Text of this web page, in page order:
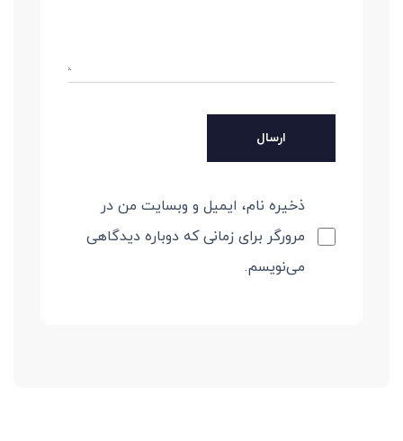
ذخیره نام، ایمیل و وبسایت من در
مرورگر برای زمانی که دوباره دیدگاهی
می‌نویسم.